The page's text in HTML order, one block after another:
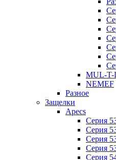
MUL-T-
NEMEF
Разное
Защелки
Apecs
Серия
Серия
Серия
Серия
Серия